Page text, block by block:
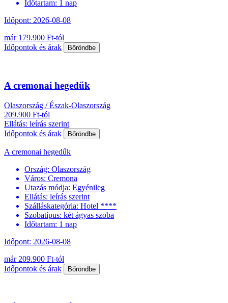
Időtartam: 1 nap
Időpont: 2026-08-08
már 179.900 Ft-tól
Időpontok és árak
Bőröndbe
A cremonai hegedűk
Olaszország / Észak-Olaszország
209.900 Ft-tól
Ellátás: leírás szerint
Időpontok és árak
Bőröndbe
A cremonai hegedűk
Ország: Olaszország
Város: Cremona
Utazás módja: Egyénileg
Ellátás: leírás szerint
Szálláskategória: Hotel ****
Szobatípus: két ágyas szoba
Időtartam: 1 nap
Időpont: 2026-08-08
már 209.900 Ft-tól
Időpontok és árak
Bőröndbe